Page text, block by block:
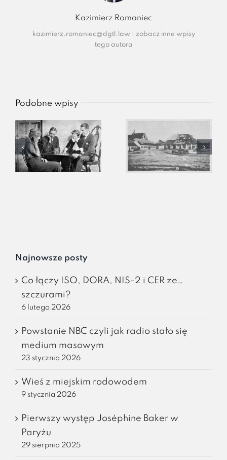
Kazimierz Romaniec
kazimierz.romaniec@dgtl.law
zobacz inne wpisy
tego autora
Podobne wpisy
Najnowsze posty
Co łączy ISO, DORA, NIS-2 i CER ze…
szczurami?
6 lutego 2026
Powstanie NBC czyli jak radio stało się
medium masowym
23 stycznia 2026
Wieś z miejskim rodowodem
9 stycznia 2026
Pierwszy występ Joséphine Baker w
Paryżu
29 sierpnia 2025